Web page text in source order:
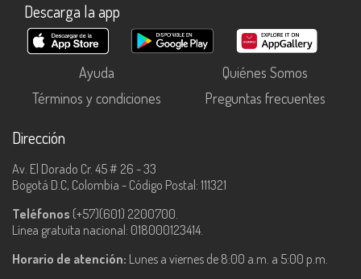
Descarga la app
Ayuda
Quiénes Somos
Términos y condiciones
Preguntas frecuentes
Dirección
Av. El Dorado Cr. 45 # 26 - 33
Bogotá D.C, Colombia - Código Postal: 111321
Teléfonos (+57)(601) 2200700.
Línea gratuita nacional: 018000123414.
Horario de atención: Lunes a viernes de 8:00 a.m. a 5:00 p.m.